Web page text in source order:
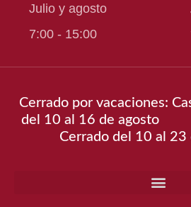
Julio y agosto
7:00 - 15:00
Cerrado por vacaciones:
del 10 al 16 de agosto
Cerrado del 10 al 23